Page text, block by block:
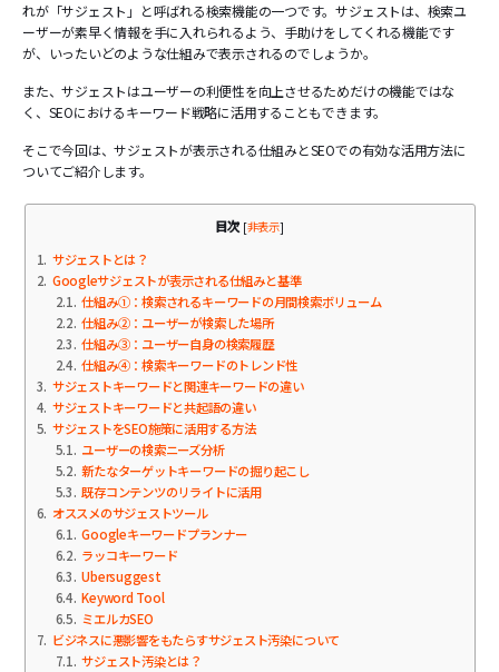
れが「サジェスト」と呼ばれる検索機能の一つです。サジェストは、検索ユ
ーザーが素早く情報を手に入れられるよう、手助けをしてくれる機能です
が、いったいどのような仕組みで表示されるのでしょうか。
また、サジェストはユーザーの利便性を向上させるためだけの機能ではな
く、SEOにおけるキーワード戦略に活用することもできます。
そこで今回は、サジェストが表示される仕組みとSEOでの有効な活用方法に
ついてご紹介します。
目次 [非表示]
1 サジェストとは？
2 Googleサジェストが表示される仕組みと基準
2.1 仕組み①：検索されるキーワードの月間検索ボリューム
2.2 仕組み②：ユーザーが検索した場所
2.3 仕組み③：ユーザー自身の検索履歴
2.4 仕組み④：検索キーワードのトレンド性
3 サジェストキーワードと関連キーワードの違い
4 サジェストキーワードと共起語の違い
5 サジェストをSEO施策に活用する方法
5.1 ユーザーの検索ニーズ分析
5.2 新たなターゲットキーワードの掘り起こし
5.3 既存コンテンツのリライトに活用
6 オススメのサジェストツール
6.1 Googleキーワードプランナー
6.2 ラッコキーワード
6.3 Ubersuggest
6.4 Keyword Tool
6.5 ミエルカSEO
7 ビジネスに悪影響をもたらすサジェスト汚染について
7.1 サジェスト汚染とは？